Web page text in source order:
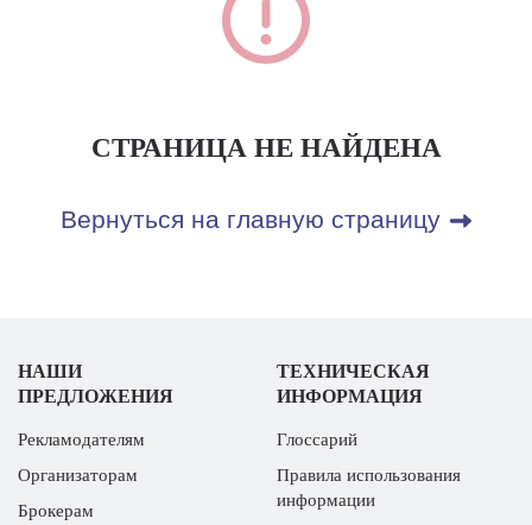
СТРАНИЦА НЕ НАЙДЕНА
Вернуться на главную страницу
НАШИ
ПРЕДЛОЖЕНИЯ
Рекламодателям
Организаторам
Брокерам
ТЕХНИЧЕСКАЯ
ИНФОРМАЦИЯ
Глоссарий
Правила использования
информации